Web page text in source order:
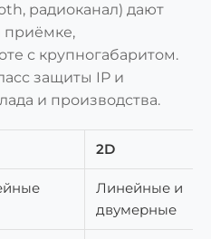
радиоканал) дают
приёмке,
с крупногабаритом.
защиты IP и
и производства.
2D
Линейные и
двумерные